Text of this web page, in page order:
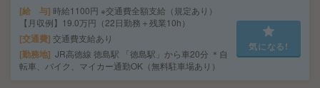
給 与 時給1100円 ※交通費全額支給（規定あり）
【月収例】19.0万円（22日勤務＋残業10h）
交通費 交通費支給あり
勤務地 JR高徳線 徳島駅 「徳島駅」から車20分 ＊自
転車、バイク、マイカー通勤OK（無料駐車場あり）
気になる!